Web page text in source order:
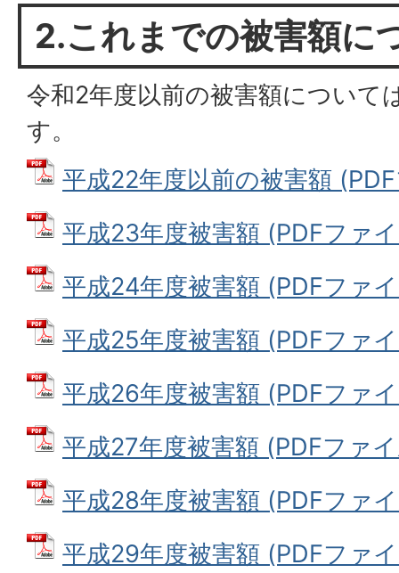
2.これまでの被害額に
令和2年度以前の被害額について
す。
平成22年度以前の被害額
平成23年度被害額 (PDFファ
平成24年度被害額 (PDFファ
平成25年度被害額 (PDFファ
平成26年度被害額 (PDFファ
平成27年度被害額 (PDFファ
平成28年度被害額 (PDFファ
平成29年度被害額 (PDFファ